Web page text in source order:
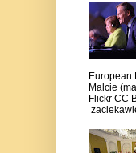
European
Malcie
Flickr CC